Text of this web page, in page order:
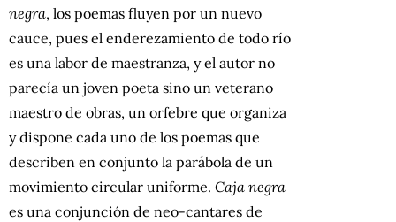
negra, los poemas fluyen por un nuevo
cauce, pues el enderezamiento de todo río
es una labor de maestranza, y el autor no
parecía un joven poeta sino un veterano
maestro de obras, un orfebre que organiza
y dispone cada uno de los poemas que
describen en conjunto la parábola de un
movimiento circular uniforme. Caja negra
es una conjunción de neo-cantares de